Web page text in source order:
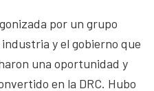
por un grupo
y el gobierno que
una oportunidad y
en la DRC. Hubo